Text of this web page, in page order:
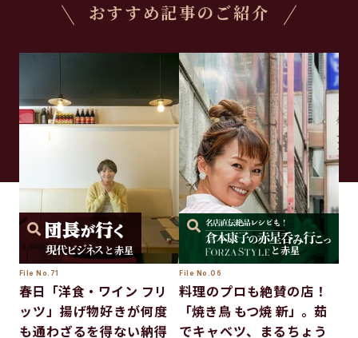
おすすめ記事のご紹介
と赤星
File No.71
春日「洋食・ワイン フリ
ッツ」揚げ物好きが何度
も通わざるを得ない納得
と赤星
File No.06
料理のプロも絶賛の店！
「焼き鳥 もつ焼 新」。茹
でキャベツ、まるちょう